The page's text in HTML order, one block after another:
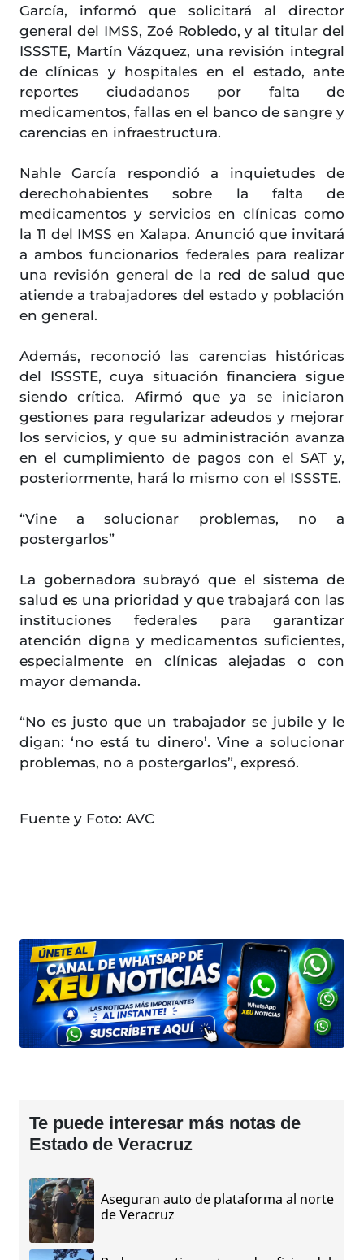
García, informó que solicitará al director
general del IMSS, Zoé Robledo, y al titular del
ISSSTE, Martín Vázquez, una revisión integral
de clínicas y hospitales en el estado, ante
reportes ciudadanos por falta de
medicamentos, fallas en el banco de sangre y
carencias en infraestructura.
Nahle García respondió a inquietudes de
derechohabientes sobre la falta de
medicamentos y servicios en clínicas como
la 11 del IMSS en Xalapa. Anunció que invitará
a ambos funcionarios federales para realizar
una revisión general de la red de salud que
atiende a trabajadores del estado y población
en general.
Además, reconoció las carencias históricas
del ISSSTE, cuya situación financiera sigue
siendo crítica. Afirmó que ya se iniciaron
gestiones para regularizar adeudos y mejorar
los servicios, y que su administración avanza
en el cumplimiento de pagos con el SAT y,
posteriormente, hará lo mismo con el ISSSTE.
“Vine a solucionar problemas, no a
postergarlos”
La gobernadora subrayó que el sistema de
salud es una prioridad y que trabajará con las
instituciones federales para garantizar
atención digna y medicamentos suficientes,
especialmente en clínicas alejadas o con
mayor demanda.
“No es justo que un trabajador se jubile y le
digan: ‘no está tu dinero’. Vine a solucionar
problemas, no a postergarlos”, expresó.
Fuente y Foto: AVC
Te puede interesar más notas de
Estado de Veracruz
Aseguran auto de plataforma al norte
de Veracruz